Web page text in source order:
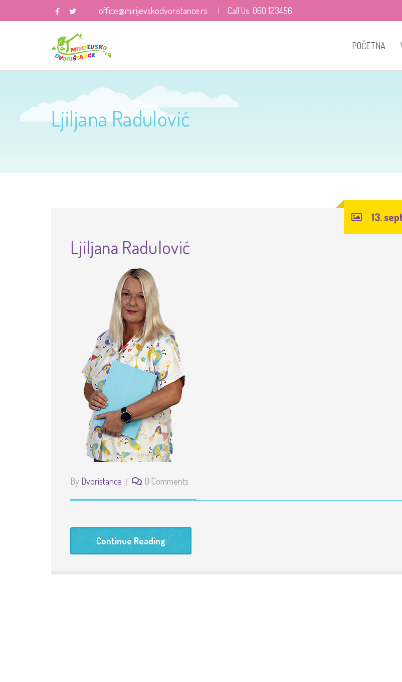
office@mirijevskodvoristance.rs Call Us: 060 123456
POČETNA
Ljiljana Radulović
13.
Ljiljana Radulović
By Dvoristance 0 Comments
Continue Reading